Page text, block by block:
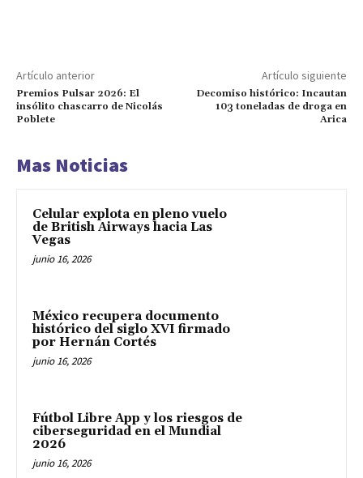
Artículo anterior
Premios Pulsar 2026: El
insólito chascarro de Nicolás
Poblete
Artículo siguiente
Decomiso histórico: Incautan
103 toneladas de droga en
Arica
Mas Noticias
Celular explota en pleno vuelo
de British Airways hacia Las
Vegas
junio 16, 2026
México recupera documento
histórico del siglo XVI firmado
por Hernán Cortés
junio 16, 2026
Fútbol Libre App y los riesgos de
ciberseguridad en el Mundial
2026
junio 16, 2026